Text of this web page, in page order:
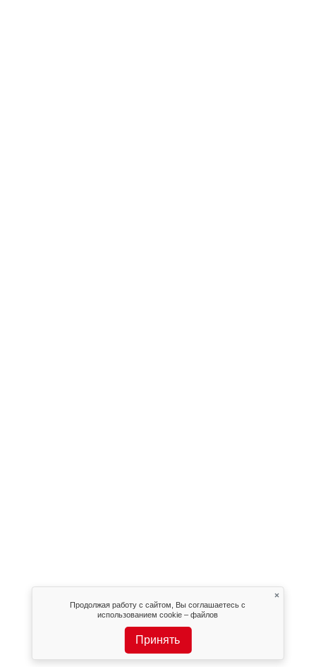
Продолжая работу с сайтом, Вы соглашаетесь с
использованием cookie – файлов
Принять
×